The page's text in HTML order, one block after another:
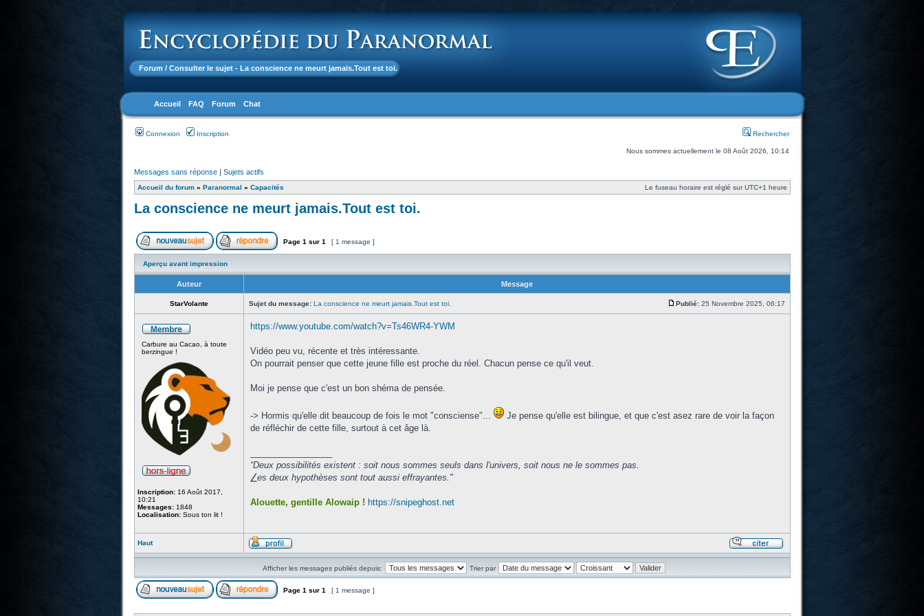
Forum / Consulter le sujet - La conscience ne meurt jamais.Tout est toi.
Accueil FAQ Forum Chat
Connexion Inscription Rechercher
Nous sommes actuellement le 08 Août 2026, 10:14
Messages sans réponse| Sujets actifs
Accueil du forum» Paranormal » Capacités Le fuseau horaire est réglé sur UTC+1 heure
La conscience ne meurt jamais.Tout est toi.
Page 1 sur 1 [ 1 message ]
Aperçu avant impression
Auteur Message
StarVolante Sujet du message: La conscience ne meurt jamais.Tout est toi. Publié:25 Novembre 2025, 06:17
Carbure au Cacao, à toute
berzingue !
Inscription:16 Août 2017,
10:21
Messages:1848
Localisation:Sous ton lit !
https://www.youtube.com/watch?v=Ts46WR4-YWM
Vidéo peu vu, récente et très intéressante.
On pourrait penser que cette jeune fille est proche du réel. Chacun pense ce qu'il veut.
Moi je pense que c'est un bon shéma de pensée.
-> Hormis qu'elle dit beaucoup de fois le mot "consciense"...
Je pense qu'elle est bilingue, et que c'est asez rare de voir la façon
de réfléchir de cette fille, surtout à cet âge là.
“Deux possibilités existent : soit nous sommes seuls dans l'univers, soit nous ne le sommes pas.
⎳es deux hypothèses sont tout aussi effrayantes."
Alouette, gentille Alowaip ! https://snipeghost.net
Haut
Afficher les messages publiés depuis: Trier par
Page 1 sur 1 [ 1 message ]